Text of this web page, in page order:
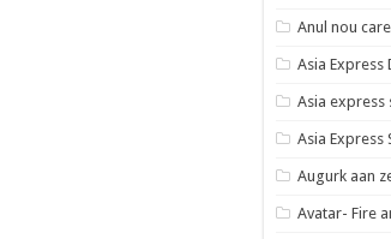
Anul nou
Asia
Asia express
Asia Express
Augurk aan
Avatar- Fire